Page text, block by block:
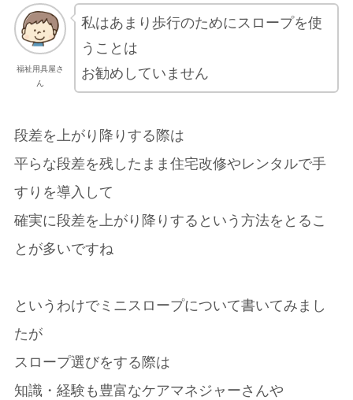
福祉用具屋さ
ん
私はあまり歩行のためにスロープを使
うことは
お勧めしていません
段差を上がり降りする際は
平らな段差を残したまま住宅改修やレンタルで手
すりを導入して
確実に段差を上がり降りするという方法をとるこ
とが多いですね
というわけでミニスロープについて書いてみまし
たが
スロープ選びをする際は
知識・経験も豊富なケアマネジャーさんや